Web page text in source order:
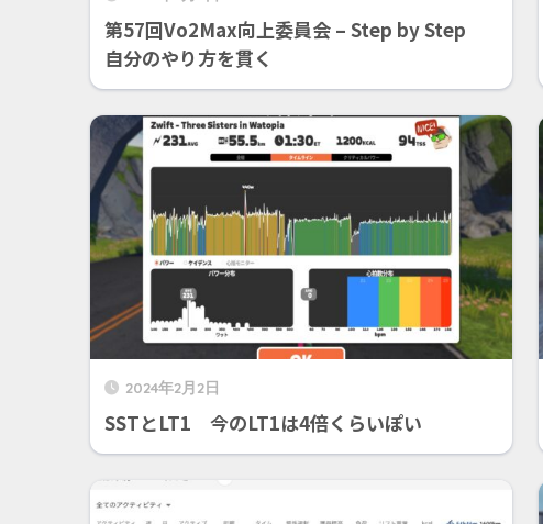
第57回Vo2Max向上委員会 – Step by Step
自分のやり方を貫く
2024年2月2日
SSTとLT1 今のLT1は4倍くらいぽい